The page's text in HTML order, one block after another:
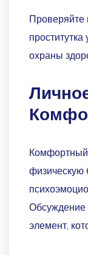
Проверяйте
проститутка
охраны
Комфортный
физическую
Обсуждение
элемент,